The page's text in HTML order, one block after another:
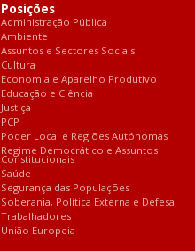
Posições
Administração Pública
Ambiente
Assuntos e Sectores Sociais
Cultura
Economia e Aparelho Produtivo
Educação e Ciência
Justiça
PCP
Poder Local e Regiões Autónomas
Regime Democrático e Assuntos
Constitucionais
Saúde
Segurança das Populações
Soberania, Política Externa e Defesa
Trabalhadores
União Europeia